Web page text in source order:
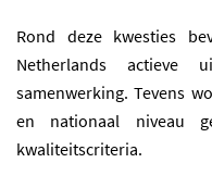
Rond deze kwesties
Netherlands actieve
samenwerking. Tevens
en nationaal niveau
kwaliteitscriteria.